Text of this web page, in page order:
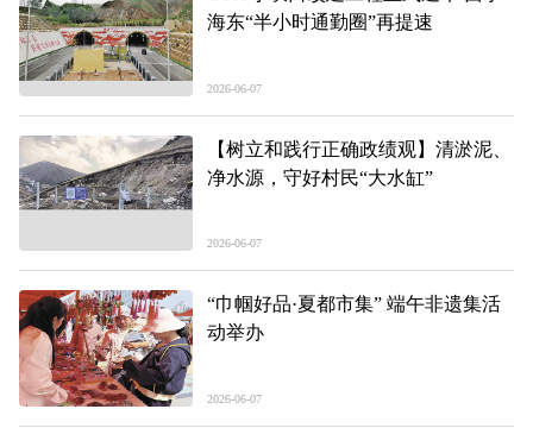
海东“半小时通勤圈”再提速
2026-06-07
【树立和践行正确政绩观】清淤泥、
净水源，守好村民“大水缸”
2026-06-07
“巾帼好品·夏都市集” 端午非遗集活
动举办
2026-06-07